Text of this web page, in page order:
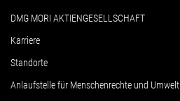
DMG MORI AKTIENGESELLSCHAFT
Karriere
Standorte
Anlaufstelle für Menschenrechte und Umwelt